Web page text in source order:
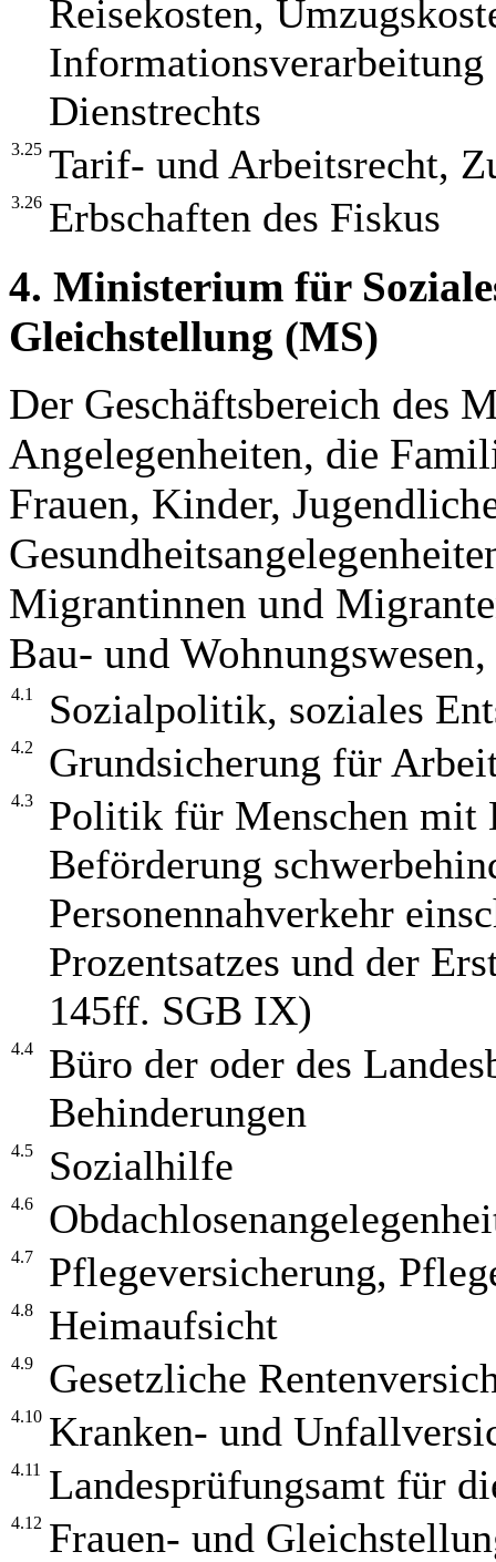
Reisekosten,
Dienstrechts
3.25 Tarif- und Arbeitsrecht,
3.26 Erbschaften des Fiskus
4. Ministerium für
Gleichstellung (MS)
Der Geschäftsbereich des
Angelegenheiten, die
Frauen, Kinder,
Migrantinnen und
Bau- und
4.1 Sozialpolitik, soziales
4.2 Grundsicherung für
4.3
Politik für Menschen mit
Beförderung
Personennahverkehr
Prozentsatzes und der
145ff. SGB IX)
4.4
Büro der oder des
Behinderungen
4.5 Sozialhilfe
4.6
4.7 Pflegeversicherung,
4.8 Heimaufsicht
4.9 Gesetzliche
4.10 Kranken- und
4.11 Landesprüfungsamt für
4.12 Frauen- und